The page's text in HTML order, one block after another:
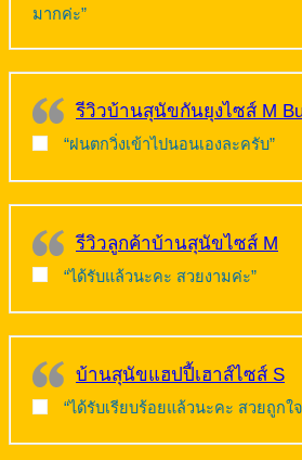
มากค่ะ”
รีวิวบ้านสุนัขกันยุงไซส์ M
“ฝนตกวิ่งเข้าไปนอนเองละครับ”
รีวิวลูกค้าบ้านสุนัขไซส์ M
“ได้รับแล้วนะคะ สวยงามค่ะ”
บ้านสุนัขแฮปปี้เฮาส์ไซส์ S
“ได้รับเรียบร้อยแล้วนะคะ สวยถูกใ